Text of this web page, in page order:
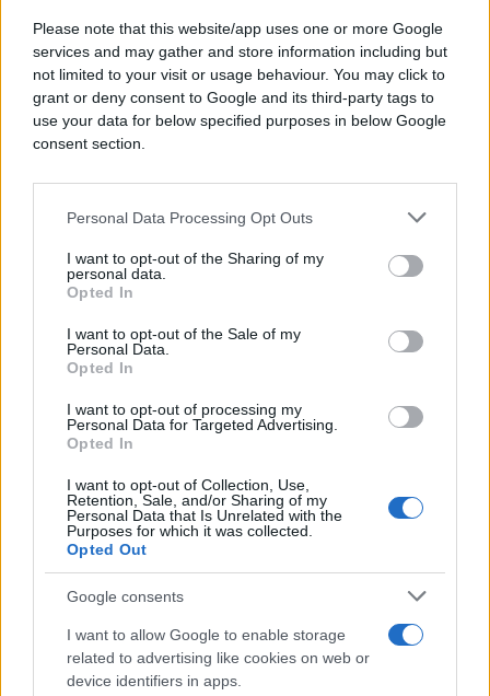
Please note that this website/app uses one or more Google
services and may gather and store information including but
not limited to your visit or usage behaviour. You may click to
grant or deny consent to Google and its third-party tags to
use your data for below specified purposes in below Google
consent section.
Personal Data Processing Opt Outs
I want to opt-out of the Sharing of my
personal data.
Opted In
I want to opt-out of the Sale of my
Personal Data.
Opted In
I want to opt-out of processing my
Personal Data for Targeted Advertising.
Opted In
I want to opt-out of Collection, Use,
Retention, Sale, and/or Sharing of my
Personal Data that Is Unrelated with the
Purposes for which it was collected.
Opted Out
Google consents
I want to allow Google to enable storage
related to advertising like cookies on web or
device identifiers in apps.